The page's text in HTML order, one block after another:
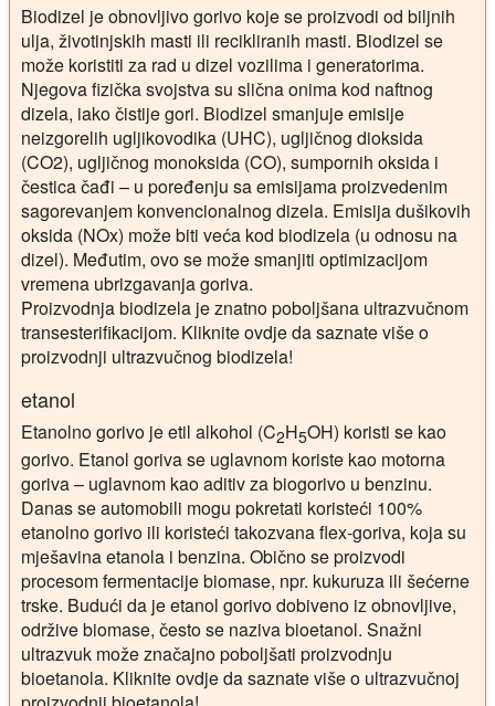
Biodizel je obnovljivo gorivo koje se proizvodi od biljnih
ulja, životinjskih masti ili recikliranih masti. Biodizel se
može koristiti za rad u dizel vozilima i generatorima.
Njegova fizička svojstva su slična onima kod naftnog
dizela, iako čistije gori. Biodizel smanjuje emisije
neizgorelih ugljikovodika (UHC), ugljičnog dioksida
(CO2), ugljičnog monoksida (CO), sumpornih oksida i
čestica čađi – u poređenju sa emisijama proizvedenim
sagorevanjem konvencionalnog dizela. Emisija dušikovih
oksida (NOx) može biti veća kod biodizela (u odnosu na
dizel). Međutim, ovo se može smanjiti optimizacijom
vremena ubrizgavanja goriva.
Proizvodnja biodizela je znatno poboljšana ultrazvučnom
transesterifikacijom. Kliknite ovdje da saznate više o
proizvodnji ultrazvučnog biodizela!
etanol
Etanolno gorivo je etil alkohol (C2H5OH) koristi se kao
gorivo. Etanol goriva se uglavnom koriste kao motorna
goriva – uglavnom kao aditiv za biogorivo u benzinu.
Danas se automobili mogu pokretati koristeći 100%
etanolno gorivo ili koristeći takozvana flex-goriva, koja su
mješavina etanola i benzina. Obično se proizvodi
procesom fermentacije biomase, npr. kukuruza ili šećerne
trske. Budući da je etanol gorivo dobiveno iz obnovljive,
održive biomase, često se naziva bioetanol. Snažni
ultrazvuk može značajno poboljšati proizvodnju
bioetanola. Kliknite ovdje da saznate više o ultrazvučnoj